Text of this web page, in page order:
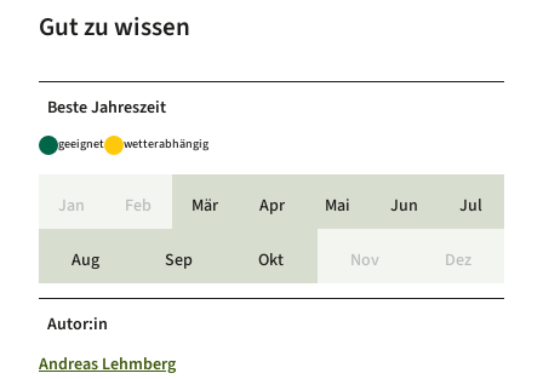
Gut zu wissen
Beste Jahreszeit
geeignet wetterabhängig
Jan Feb Mär Apr Mai Jun Jul
Aug Sep Okt Nov Dez
Autor:in
Andreas Lehmberg